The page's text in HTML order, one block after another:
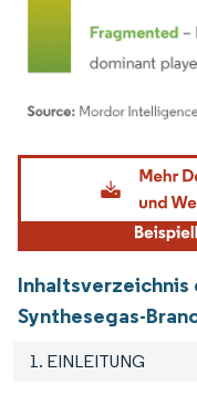
Bild © Mordor Intelligence.
Inhaltsverzeichnis
Synthesegas-
1. EINLEITUNG